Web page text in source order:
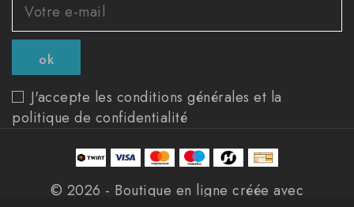
J'accepte les conditions générales et la
politique de confidentialité
© 2026 - Boutique en ligne créée avec